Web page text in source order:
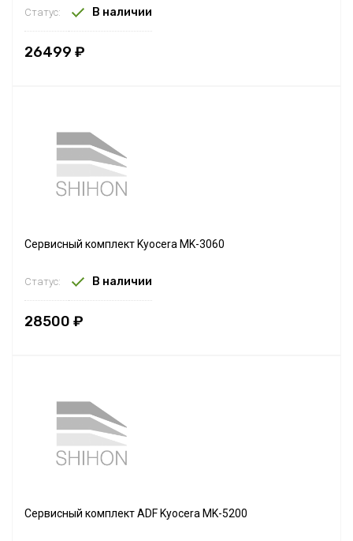
Статус: В наличии
26499 ₽
Сервисный комплект Kyocera MK-3060
Статус: В наличии
28500 ₽
Сервисный комплект ADF Kyocera MK-5200